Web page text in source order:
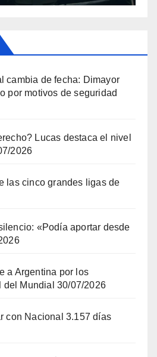
cambia de fecha: Dimayor
por motivos de seguridad
Lucas destaca el nivel
2026
las cinco grandes ligas de
«Podía aportar desde
a Argentina por los
Mundial 30/07/2026
con Nacional 3.157 días